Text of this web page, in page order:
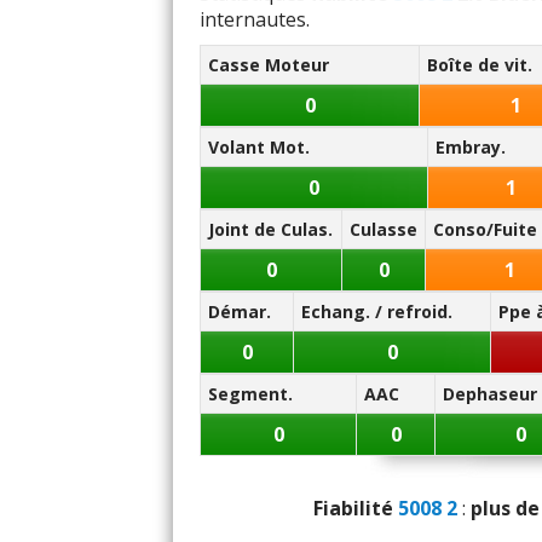
Volume
Nombre
Puissance
Boîte de vitesses
15.3/20
Panne la plus signalée :
pompe à eau
internautes.
Casse Moteur Boîte de vit.
0 1
Volant Mot. Embray.
0 1
Joint de Culas. Culasse Conso/Fuite
0 0 1
Démar. Echang. / refroid. Ppe
0 0
Segment. AAC Dephaseur
0 0 0
Fiabilité 5008 2: plus